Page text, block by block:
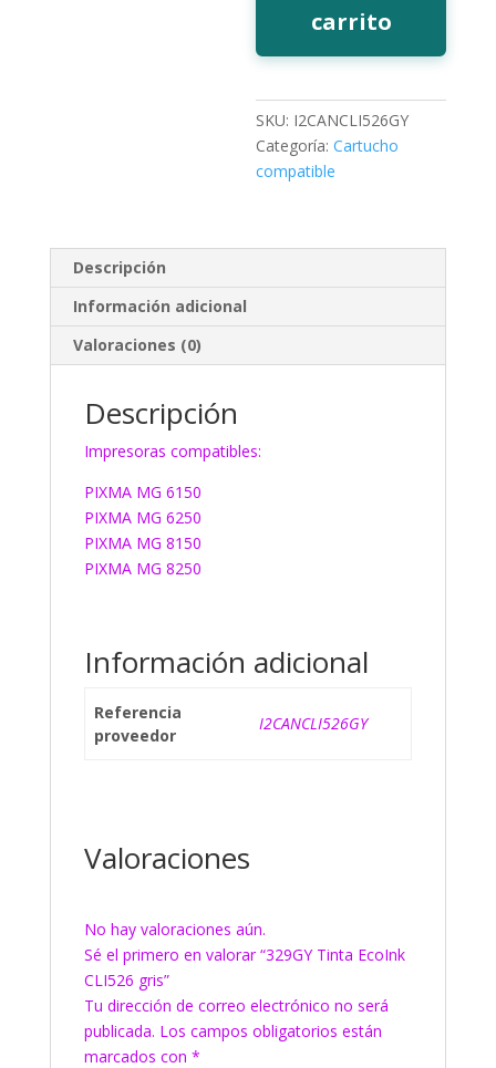
cantidadcarrito
SKU: I2CANCLI526GY
Categoría:Cartucho
compatible
Descripción
Información adicional
Valoraciones (0)
Descripción
Impresoras compatibles:
PIXMA MG 6150
PIXMA MG 6250
PIXMA MG 8150
PIXMA MG 8250
Información adicional
Referencia
proveedor
I2CANCLI526GY
Valoraciones
No hay valoraciones aún.
Sé el primero en valorar “329GY Tinta EcoInk
CLI526 gris”
Tu dirección de correo electrónico no será
publicada. Los campos obligatorios están
marcados con *